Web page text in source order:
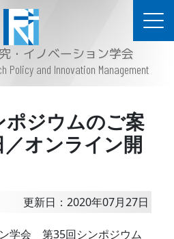
・イノベーション学会
Policy and Innovation Management
ポジウムのご案
／オンライン開
更新日：2020年07月27日
学会 第35回シンポジウム